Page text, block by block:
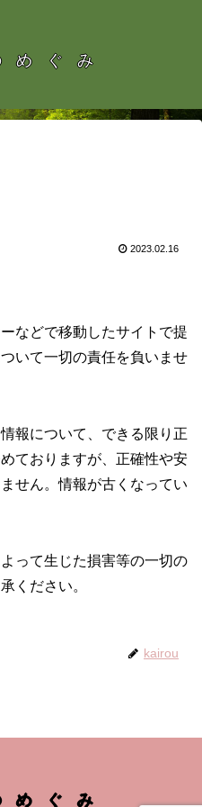
めぐみ
2023.02.16
などで移動したサイトで提
いて一切の責任を負いませ
報について、できる限り正
ておりますが、正確性や安
せん。情報が古くなってい
って生じた損害等の一切の
ください。
kairou
めぐみ